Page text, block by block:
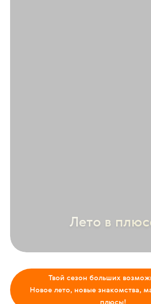
Лето в
Твой сезон больших
Новое лето, новые знакомства,
плюсы!